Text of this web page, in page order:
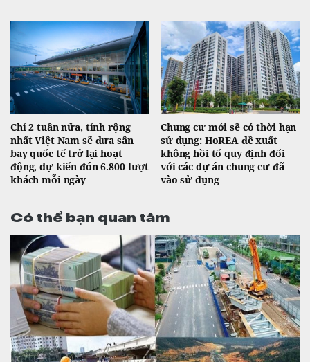
Chỉ 2 tuần nữa, tỉnh rộng
nhất Việt Nam sẽ đưa sân
bay quốc tế trở lại hoạt
động, dự kiến đón 6.800 lượt
khách mỗi ngày
Chung cư mới sẽ có thời hạn
sử dụng: HoREA đề xuất
không hồi tố quy định đối
với các dự án chung cư đã
vào sử dụng
Có thể bạn quan tâm